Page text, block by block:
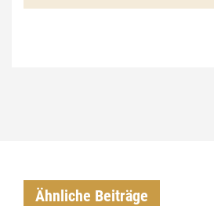
Ähnliche Beiträge